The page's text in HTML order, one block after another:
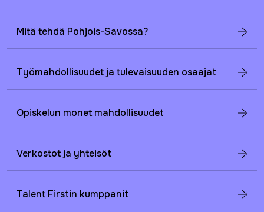
Mitä tehdä Pohjois-Savossa?
Työmahdollisuudet ja tulevaisuuden osaajat
Opiskelun monet mahdollisuudet
Verkostot ja yhteisöt
Talent Firstin kumppanit